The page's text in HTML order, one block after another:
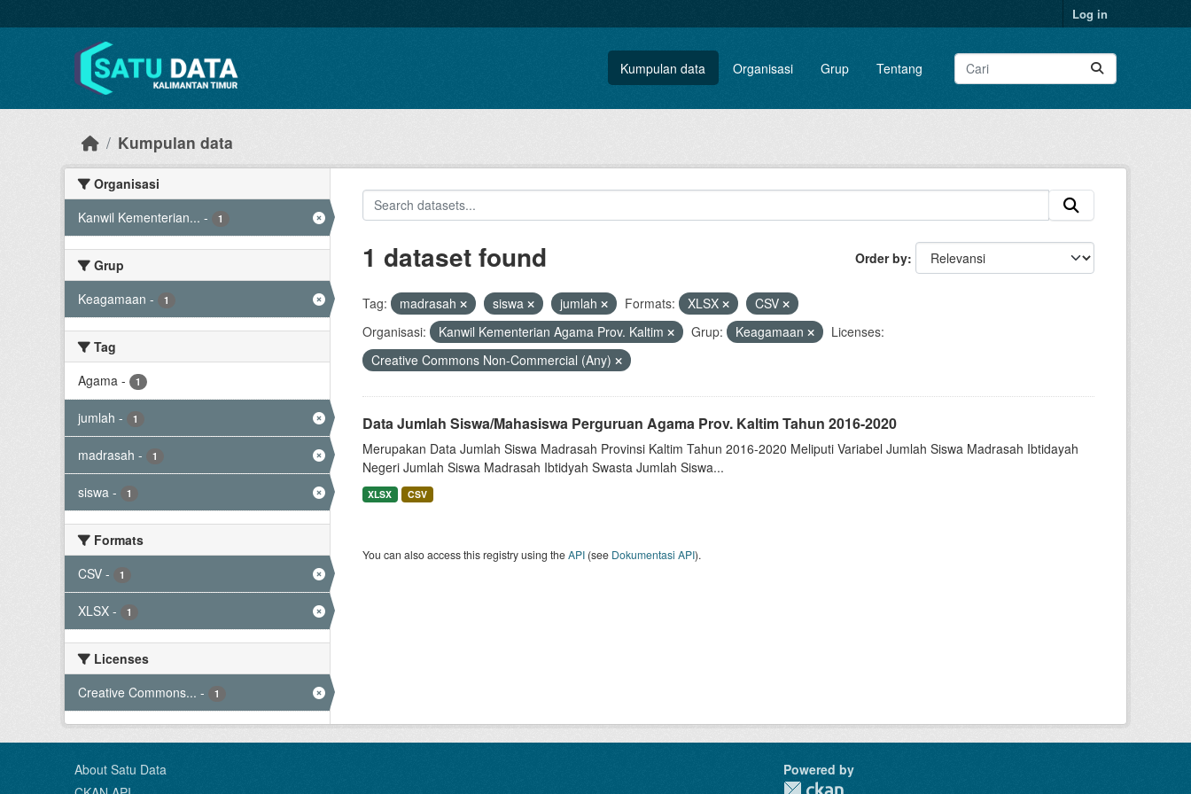
Log in
Kumpulan data Organisasi Grup Tentang
Kumpulan data
Organisasi
Kanwil Kementerian... - 1
Grup
Keagamaan - 1
Tag
Agama - 1
jumlah - 1
madrasah - 1
siswa - 1
Formats
CSV - 1
XLSX - 1
Licenses
Creative Commons... - 1
Order by
1 dataset found
Tag: madrasah siswa jumlah Formats: XLSX
CSV
Organisasi:
Kanwil Kementerian Agama Prov. Kaltim Grup: Keagamaan
Licenses:
Creative Commons Non-Commercial (Any)
Data Jumlah Siswa/Mahasiswa Perguruan Agama Prov. Kaltim Tahun 2016-2020
Merupakan Data Jumlah Siswa Madrasah Provinsi Kaltim Tahun 2016-2020 Meliputi Variabel Jumlah Siswa Madrasah Ibtidayah
Negeri Jumlah Siswa Madrasah Ibtidyah Swasta Jumlah Siswa...
XLSX CSV
You can also access this registry using theAPI(see Dokumentasi API).
About Satu Data
Powered by